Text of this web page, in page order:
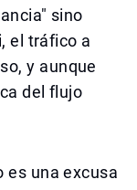
sino
el tráfico a
y aunque
del flujo
es una excusa